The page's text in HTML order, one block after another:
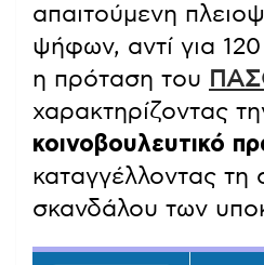
απαιτούμενη
ψήφων, αντί για
η πρόταση του
χαρακτηρίζοντας
κοινοβουλευτικό
καταγγέλλοντας τη
σκανδάλου των